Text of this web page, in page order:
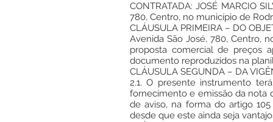
CONTRATADA: JOSÉ MARCIO
780, Centro, no município de
CLÁUSULA PRIMEIRA – DO
Avenida São José, 780, Centro,
proposta comercial de preços
documento reproduzidos na
CLÁUSULA SEGUNDA – DA
2.1. O presente instrumento
fornecimento e emissão da nota
de aviso, na forma do artigo
desde que este ainda seja